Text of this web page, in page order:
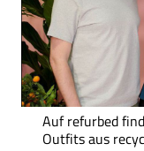
Auf refurbed
Outfits aus